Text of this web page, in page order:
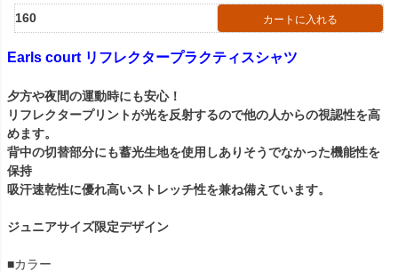
160 カートに入れる
Earls court リフレクタープラクティスシャツ
夕方や夜間の運動時にも安心！
リフレクタープリントが光を反射するので他の人からの視認性を高
めます。
背中の切替部分にも蓄光生地を使用しありそうでなかった機能性を
保持
吸汗速乾性に優れ高いストレッチ性を兼ね備えています。
ジュニアサイズ限定デザイン
■カラー